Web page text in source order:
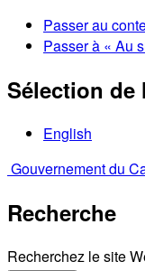
Passer au
Passer à « Au
Sélection de
English
Gouvernement du
Recherche
Recherchez le site